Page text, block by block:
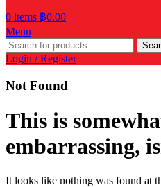
0 items ฿0.00
Menu
Login / Register
Not Found
This is
embarrassing,
It looks like nothing was found at